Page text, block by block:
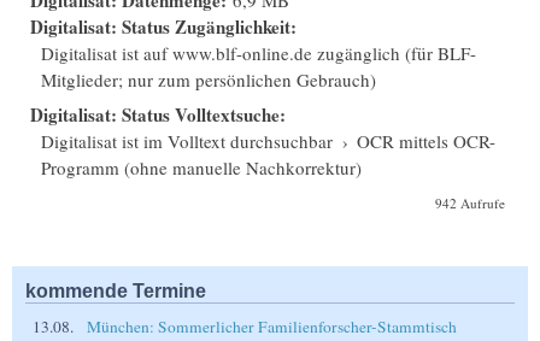
Digitalisat: Status Zugänglichkeit:
Digitalisat ist auf www.blf-online.de zugänglich (für BLF-
Mitglieder; nur zum persönlichen Gebrauch)
Digitalisat: Status Volltextsuche:
Digitalisat ist im Volltext durchsuchbar › OCR mittels OCR-
Programm (ohne manuelle Nachkorrektur)
942 Aufrufe
kommende Termine
13.08.
München: Sommerlicher Familienforscher-Stammtisch